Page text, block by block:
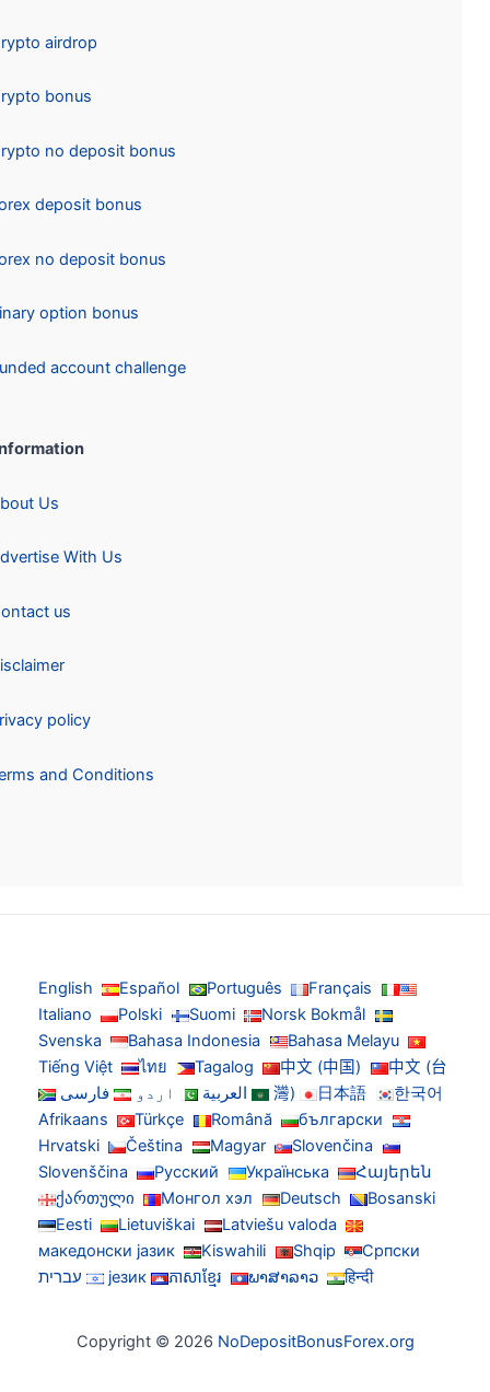
Crypto airdrop
Crypto bonus
Crypto no deposit bonus
Forex deposit bonus
Forex no deposit bonus
Binary option bonus
Funded account challenge
Information:
About Us
Advertise With Us
Contact us
Disclaimer
Privacy policy
Terms and Conditions
English Español Português
Français
Italiano
Polski Suomi
Norsk Bokmål
Svenska
Bahasa Indonesia
Bahasa Melayu
Tiếng Việt
ไทย Tagalog 中文 (中国)
中文 (台
灣)
日本語 한국어 العربية اردو
فارسی
Afrikaans
Türkçe Română
български
Hrvatski
Čeština Magyar
Slovenčina
Slovenščina
Русский Українська
Հայերեն
ქართული
Монгол хэл Deutsch
Bosanski
Eesti
Lietuviškai
Latviešu valoda
македонски јазик
Kiswahili Shqip
Српски
језик
ភាសាខ្មែរ ພາສາລາວ हिन्दी עברית
Copyright © 2026NoDepositBonusForex.org